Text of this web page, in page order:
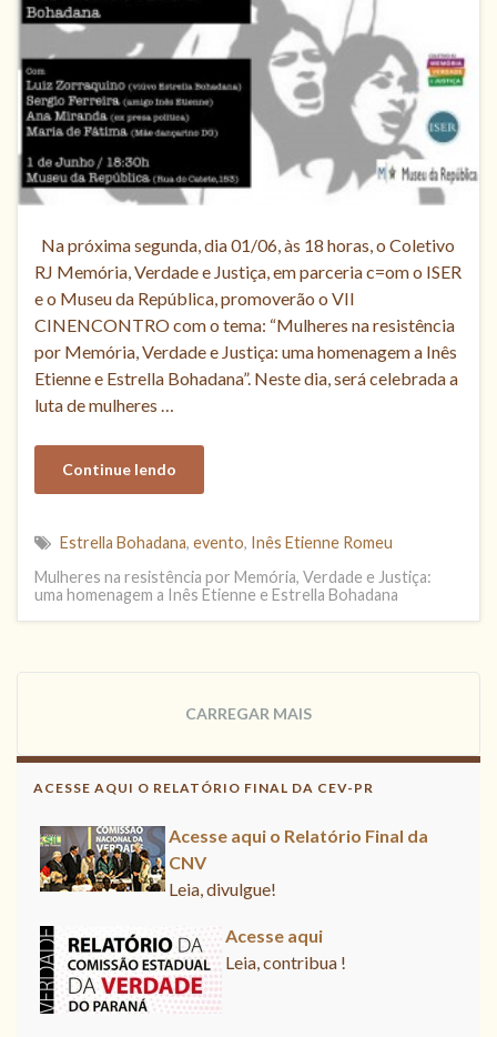
Na próxima segunda, dia 01/06, às 18 horas, o Coletivo
RJ Memória, Verdade e Justiça, em parceria c=om o ISER
e o Museu da República, promoverão o VII
CINENCONTRO com o tema: “Mulheres na resistência
por Memória, Verdade e Justiça: uma homenagem a Inês
Etienne e Estrella Bohadana”. Neste dia, será celebrada a
luta de mulheres …
Continue lendo
Estrella Bohadana, evento, Inês Etienne Romeu
Mulheres na resistência por Memória, Verdade e Justiça:
uma homenagem a Inês Etienne e Estrella Bohadana
CARREGAR MAIS
ACESSE AQUI O RELATÓRIO FINAL DA CEV-PR
Acesse aqui o Relatório Final da
CNV
Leia, divulgue!
Acesse aqui
Leia, contribua !